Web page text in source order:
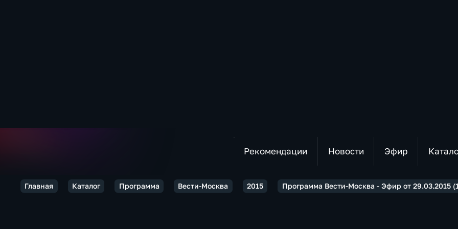
Рекомендации Новости Эфир
Главная Каталог Программа Вести-Москва 2015 Программа Вести-Москва - Эфир от 29.03.2015